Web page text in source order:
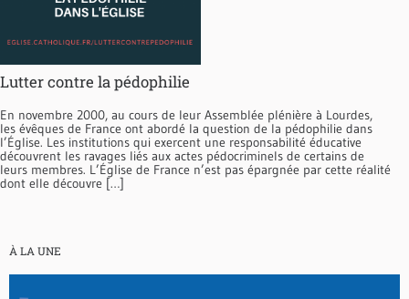
Lutter contre la pédophilie
En novembre 2000, au cours de leur Assemblée plénière à Lourdes,
les évêques de France ont abordé la question de la pédophilie dans
l’Église. Les institutions qui exercent une responsabilité éducative
découvrent les ravages liés aux actes pédocriminels de certains de
leurs membres. L’Église de France n’est pas épargnée par cette réalité
dont elle découvre […]
À LA UNE